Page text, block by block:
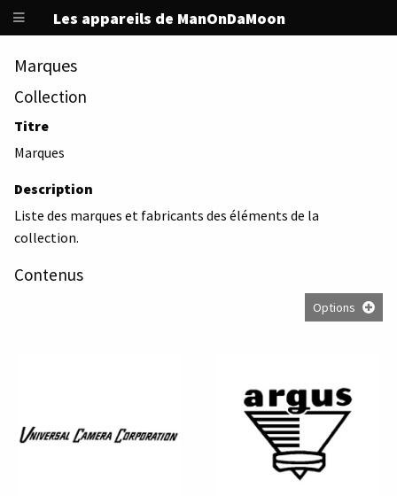
Les appareils de ManOnDaMoon
Marques
Collection
Titre
Marques
Description
Liste des marques et fabricants des éléments de la
collection.
Contenus
Options